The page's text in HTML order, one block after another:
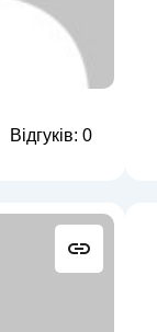
Відгуків: 0